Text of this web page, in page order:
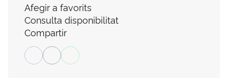
Afegir a favorits
Consulta disponibilitat
Compartir